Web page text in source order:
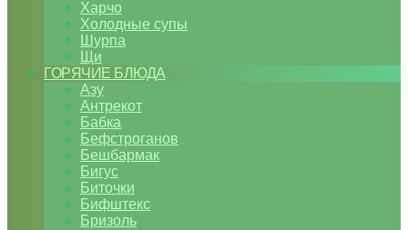
Харчо
Холодные супы
Шурпа
Щи
ГОРЯЧИЕ БЛЮДА
Азу
Антрекот
Бабка
Бефстроганов
Бешбармак
Бигус
Биточки
Бифштекс
Бризоль